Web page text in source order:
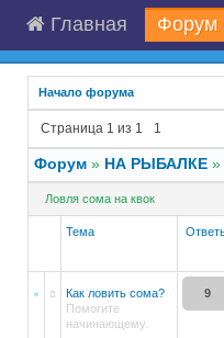
Главная Форум
Начало форума
Страница 1 из 1 1
Форум » НА РЫБАЛКЕ »
Ловля сома на квок
Тема
Как ловить сома?
Помогите
начинающему.
9